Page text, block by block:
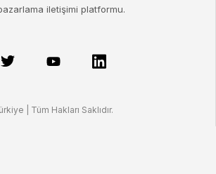
iletişimi platformu.
| Tüm Hakları Saklıdır.